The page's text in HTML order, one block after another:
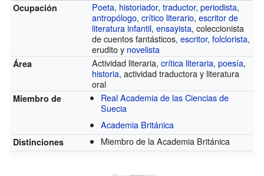
Ocupación
Poeta, historiador,traductor,periodista,
antropólogo,crítico literario,escritor de
literatura infantil,ensayista, coleccionista
de cuentos fantásticos,escritor,folclorista,
erudito y novelista
Área Actividad literaria,crítica literaria,poesía,
historia, actividad traductora y literatura
oral
Miembro de
Real Academia de las Ciencias de
Suecia
Academia Británica
Distinciones Miembro de la Academia Británica